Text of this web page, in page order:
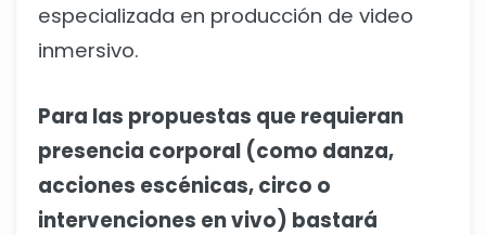
especializada en producción de video
inmersivo.
Para las propuestas que requieran
presencia corporal (como danza,
acciones escénicas, circo o
intervenciones en vivo) bastará